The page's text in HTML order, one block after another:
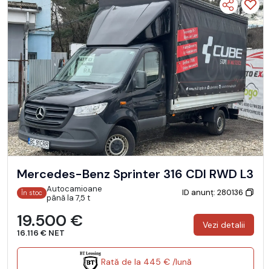
Mercedes-Benz Sprinter 316 CDI RWD L3
În stoc Autocamioane
până la 7,5 t
ID anunț: 280136
19.500 €
16.116 € NET
Vezi detalii
Rată de la 445 € /lună